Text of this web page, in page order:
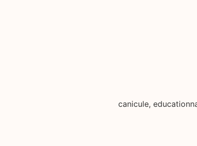
canicule,